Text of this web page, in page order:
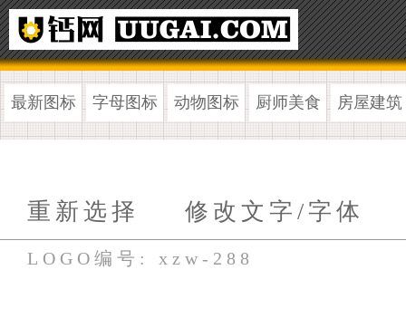
最新图标 字母图标 动物图标 厨师美食 房屋建筑
重新选择 修改文字/字体
LOGO编号: xzw-288